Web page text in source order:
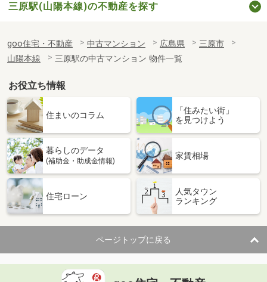
三原駅(山陽本線)の不動産を探す
goo住宅・不動産 中古マンション 広島県
三原市
山陽本線
三原駅の中古マンション 物件一覧
お役立ち情報
住まいのコラム
「住みたい街」
を見つけよう
暮らしのデータ
(補助金・助成金情報)
家賃相場
住宅ローン
人気タウン
ランキング
ページトップに戻る